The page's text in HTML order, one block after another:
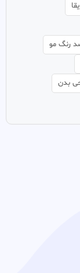
رنگ مو
بدن